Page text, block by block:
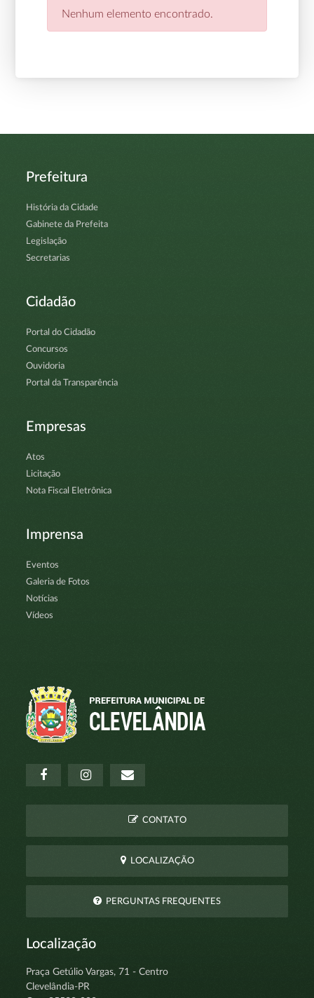
Nenhum elemento encontrado.
Prefeitura
História da Cidade
Gabinete da Prefeita
Legislação
Secretarias
Cidadão
Portal do Cidadão
Concursos
Ouvidoria
Portal da Transparência
Empresas
Atos
Licitação
Nota Fiscal Eletrônica
Imprensa
Eventos
Galeria de Fotos
Notícias
Vídeos
CONTATO
LOCALIZAÇÃO
PERGUNTAS FREQUENTES
Localização
Praça Getúlio Vargas, 71 - Centro
Clevelândia-PR